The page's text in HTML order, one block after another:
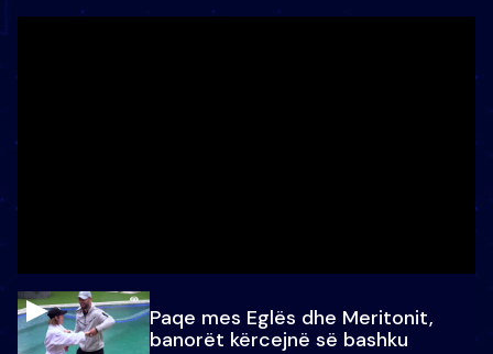
Paqe mes Eglës dhe Meritonit,
banorët kërcejnë së bashku